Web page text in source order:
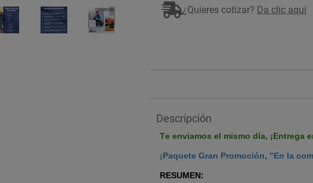
¿Quieres cotizar? Da clic aquí
Descripción
Te enviamos el mismo día, ¡Entrega
¡Paquete Gran Promoción, "En la
RESUMEN: